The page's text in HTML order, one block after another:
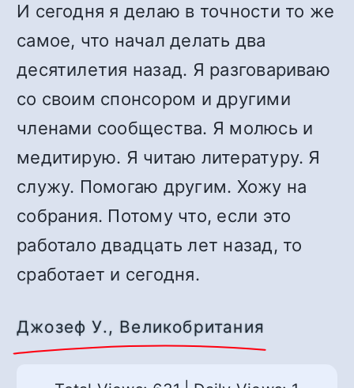
И сегодня я делаю в точности то же
самое, что начал делать два
десятилетия назад. Я разговариваю
со своим спонсором и другими
членами сообщества. Я молюсь и
медитирую. Я читаю литературу. Я
служу. Помогаю другим. Хожу на
собрания. Потому что, если это
работало двадцать лет назад, то
сработает и сегодня.
Джозеф У., Великобритания